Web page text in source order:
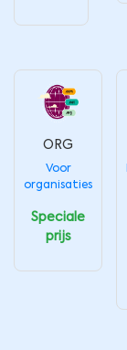
ORG
Voor
organisaties
Speciale
prijs